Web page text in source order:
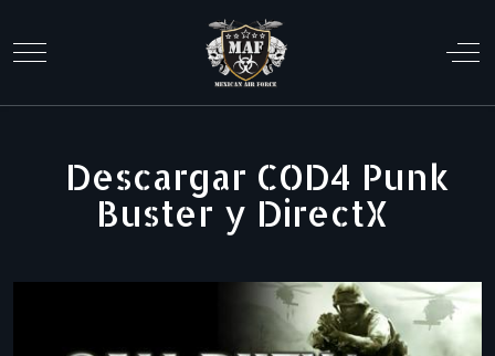
Mobile Menu Toggle
Descargar COD4 Punk
Buster y DirectX